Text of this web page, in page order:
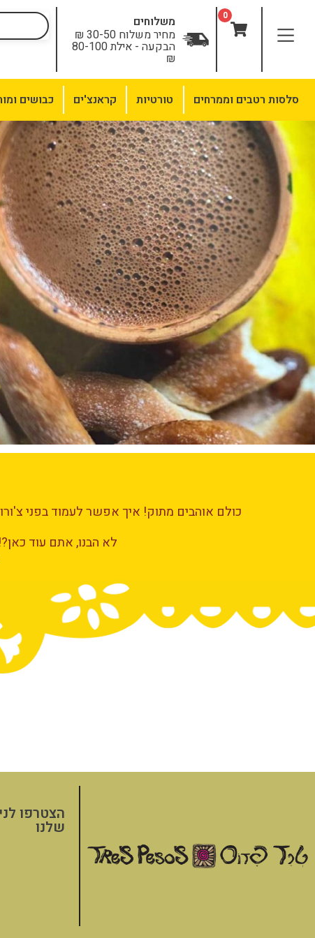
0 משלוחים
מחיר משלוח 30-50 ₪
הבקעה - אילת 80-100
₪
סלסות רטבים וממרחים טורטיות קראנצ'ים כבושים
כולם אוהבים מתוק! איך אפשר לעמוד בפני
לא הבנו, אתם עוד
הצטרפו
שלנו